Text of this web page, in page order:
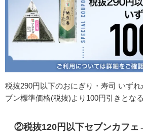
税抜290円以下のおにぎり・寿司 いず
ブン標準価格(税抜)より100円引きとな
②税抜120円以下セブンカフェ